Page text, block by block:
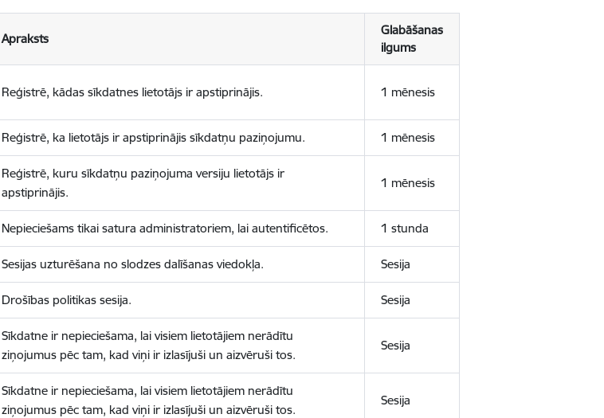
Apraksts
Glabāšanas
ilgums
Reģistrē, kādas sīkdatnes lietotājs ir apstiprinājis. 1 mēnesis
Reģistrē, ka lietotājs ir apstiprinājis sīkdatņu paziņojumu. 1 mēnesis
Reģistrē, kuru sīkdatņu paziņojuma versiju lietotājs ir
apstiprinājis.
1 mēnesis
Nepieciešams tikai satura administratoriem, lai autentificētos. 1 stunda
Sesijas uzturēšana no slodzes dalīšanas viedokļa. Sesija
Drošības politikas sesija. Sesija
Sīkdatne ir nepieciešama, lai visiem lietotājiem nerādītu
ziņojumus pēc tam, kad viņi ir izlasījuši un aizvēruši tos.
Sesija
Sīkdatne ir nepieciešama, lai visiem lietotājiem nerādītu
ziņojumus pēc tam, kad viņi ir izlasījuši un aizvēruši tos.
Sesija